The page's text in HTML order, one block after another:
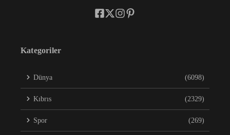
Kategoriler
Dünya (6098)
Kıbrıs (2329)
Spor (269)